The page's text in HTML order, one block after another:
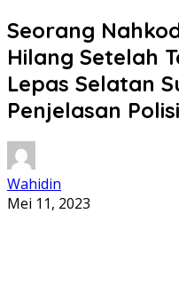
Seorang
Hilang Setelah
Lepas Selatan
Penjelasan
Wahidin
Mei 11, 2023